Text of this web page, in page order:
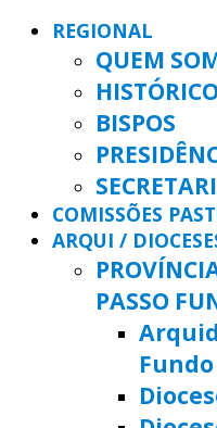
REGIONAL
QUEM
BISPOS
COMISSÕES
ARQUI /
PASSO
Fundo